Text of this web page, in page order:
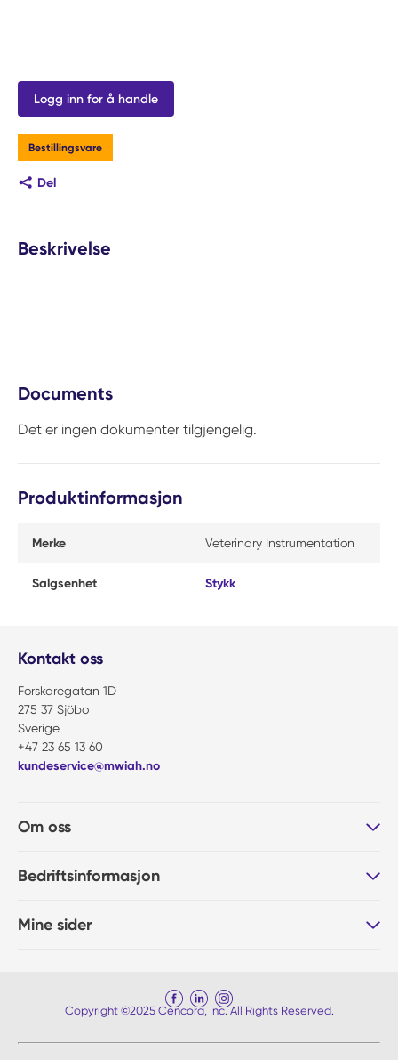
Logg inn for å handle
Bestillingsvare
Del
Beskrivelse
Documents
Det er ingen dokumenter tilgjengelig.
Produktinformasjon
Merke Veterinary Instrumentation
Salgsenhet Stykk
Kontakt oss
Forskaregatan 1D
275 37 Sjöbo
Sverige
+47 23 65 13 60
kundeservice@mwiah.no
Om oss
Bedriftsinformasjon
Mine sider
Copyright ©2025 Cencora, Inc. All Rights Reserved.